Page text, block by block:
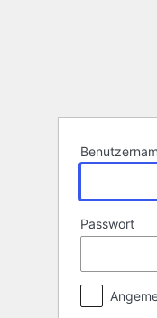
Passwort